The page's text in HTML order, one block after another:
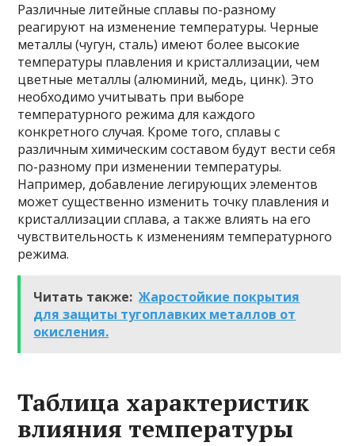
Различные литейные сплавы по-разному
реагируют на изменение температуры. Черные
металлы (чугун, сталь) имеют более высокие
температуры плавления и кристаллизации, чем
цветные металлы (алюминий, медь, цинк). Это
необходимо учитывать при выборе
температурного режима для каждого
конкретного случая. Кроме того, сплавы с
различным химическим составом будут вести себя
по-разному при изменении температуры.
Например, добавление легирующих элементов
может существенно изменить точку плавления и
кристаллизации сплава, а также влиять на его
чувствительность к изменениям температурного
режима.
Читать также: Жаростойкие покрытия
для защиты тугоплавких металлов от
окисления.
Таблица характеристик
влияния температуры